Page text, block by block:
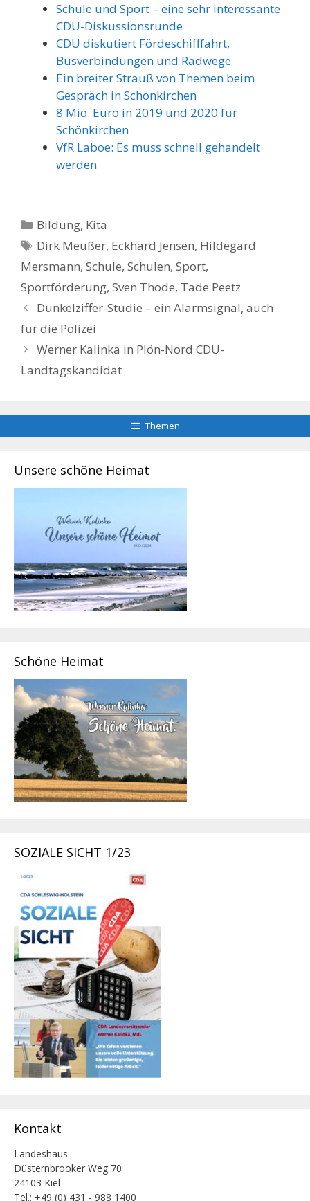
Schule und Sport – eine sehr interessante
CDU-Diskussionsrunde
CDU diskutiert Fördeschifffahrt,
Busverbindungen und Radwege
Ein breiter Strauß von Themen beim
Gespräch in Schönkirchen
8 Mio. Euro in 2019 und 2020 für
Schönkirchen
VfR Laboe: Es muss schnell gehandelt
werden
Kategorien
Bildung, Kita
Schlagwörter
Dirk Meußer, Eckhard Jensen, Hildegard
Mersmann, Schule, Schulen, Sport,
Sportförderung, Sven Thode, Tade Peetz
Dunkelziffer-Studie – ein Alarmsignal, auch
für die Polizei
Werner Kalinka in Plön-Nord CDU-
Landtagskandidat
Themen
Unsere schöne Heimat
Schöne Heimat
SOZIALE SICHT 1/23
Kontakt
Landeshaus
Düsternbrooker Weg 70
24103 Kiel
Tel.: +49 (0) 431 - 988 1400